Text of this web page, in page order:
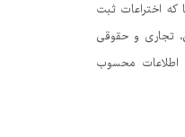
که اختراعات ثبت
تجاری و حقوقی
اطلاعات محسوب